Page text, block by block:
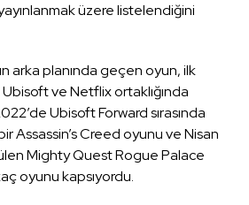
üzere listelendiğini
arka planında geçen oyun, ilk
ve Netflix ortaklığında
Ubisoft Forward sırasında
Assassin’s Creed oyunu ve Nisan
Mighty Quest Rogue Palace
oyunu kapsıyordu.